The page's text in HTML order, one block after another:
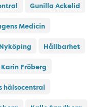
Gunilla Ackelid
Medicin
Nyköping Hållbarhet
Karin Fröberg
hälsocentral